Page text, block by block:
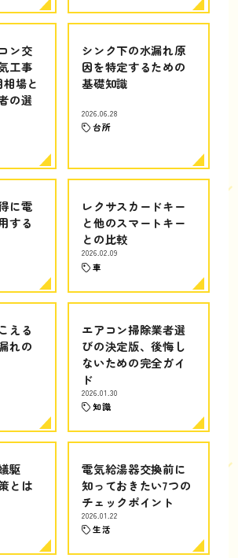
ン交
工事
場と
の選
シンク下の水漏れ原
因を特定するための
基礎知識
2026.06.28
台所
に電
する
レクサスカードキー
と他のスマートキー
との比較
2026.02.09
車
える
れの
エアコン掃除業者選
びの決定版、後悔し
ないための完全ガイ
ド
2026.01.30
知識
駆
とは
電気給湯器交換前に
知っておきたい7つの
チェックポイント
2026.01.22
生活